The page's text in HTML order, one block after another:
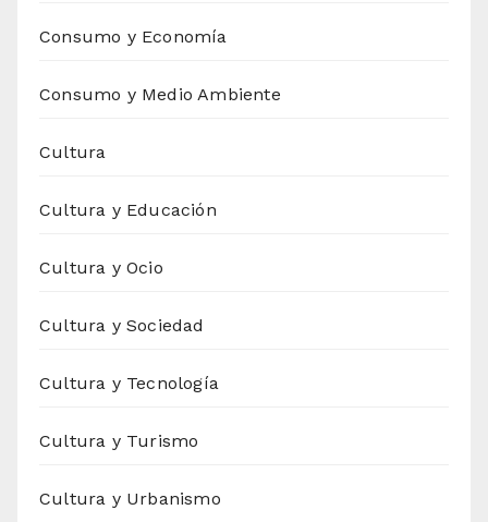
Consumo y Economía
Consumo y Medio Ambiente
Cultura
Cultura y Educación
Cultura y Ocio
Cultura y Sociedad
Cultura y Tecnología
Cultura y Turismo
Cultura y Urbanismo